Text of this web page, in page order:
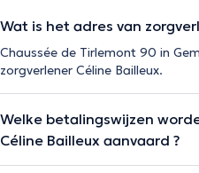
Wat is het adres van
Chaussée de Tirlemont 90 in
zorgverlener Céline Bailleux.
Welke betalingswijzen
Céline Bailleux aanvaard ?